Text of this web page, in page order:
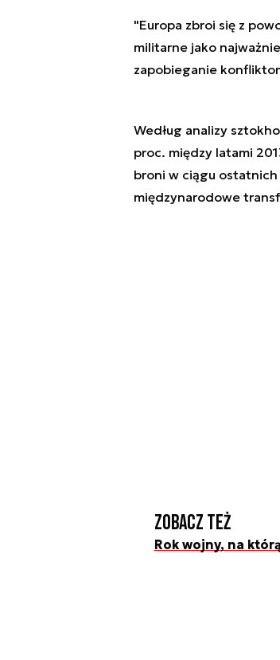
"Europa zbroi się z
militarne jako
zapobieganie
Według analizy
proc. między latami
broni w ciągu
międzynarodowe
Zobacz też
Rok wojny, na